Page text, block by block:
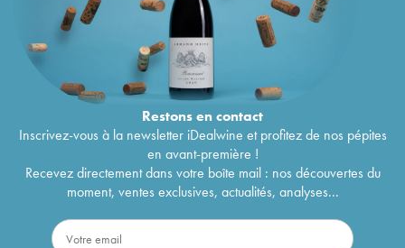
Restons encontact
Inscrivez-vous à la newsletter iDealwine et profitez de nos pépites
en avant-première !
Recevez directement dans votre boîte mail : nos découvertes du
moment, ventes exclusives, actualités, analyses...